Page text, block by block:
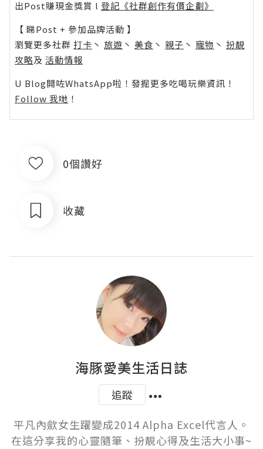
出Post賺現金獎賞 l 登記《社群創作有價企劃》
【 睇Post + 參加品牌活動 】
瀏覽更多社群 打卡 丶 旅遊 丶 美食 丶 親子 丶 寵物 丶 扮靚
攻略及 活動情報
U Blog開咗WhatsApp啦！發掘更多吃喝玩樂資訊！
Follow 我哋 ！
0個讚好
收藏
海豚愛美生活日誌
追蹤
平凡內歛女生躍變成2014 Alpha Excel代言人。
在這分享我的心靈隨筆、扮靚心得及生活大小事~